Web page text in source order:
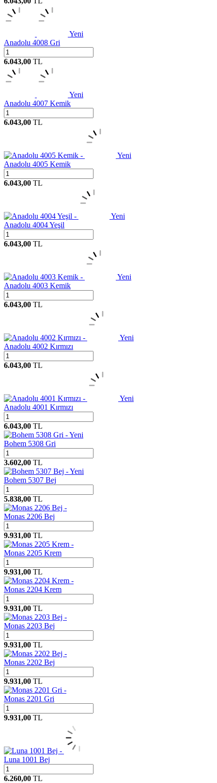
Yeni
Anadolu 4008 Gri
6.043,00 TL
Yeni
Anadolu 4007 Kemik
6.043,00 TL
Yeni
Anadolu 4005 Kemik
6.043,00 TL
Yeni
Anadolu 4004 Yeşil
6.043,00 TL
Yeni
Anadolu 4003 Kemik
6.043,00 TL
Yeni
Anadolu 4002 Kırmızı
6.043,00 TL
Yeni
Anadolu 4001 Kırmızı
6.043,00 TL
Yeni
Bohem 5308 Gri
3.602,00 TL
Yeni
Bohem 5307 Bej
5.838,00 TL
Monas 2206 Bej
9.931,00 TL
Monas 2205 Krem
9.931,00 TL
Monas 2204 Krem
9.931,00 TL
Monas 2203 Bej
9.931,00 TL
Monas 2202 Bej
9.931,00 TL
Monas 2201 Gri
9.931,00 TL
Luna 1001 Bej
6.260,00 TL